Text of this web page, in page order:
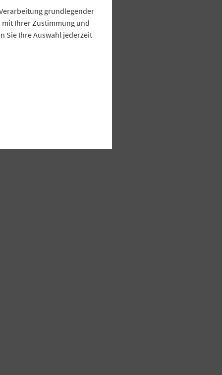
grundlegender
mit Ihrer Zustimmung und
Sie Ihre Auswahl jederzeit